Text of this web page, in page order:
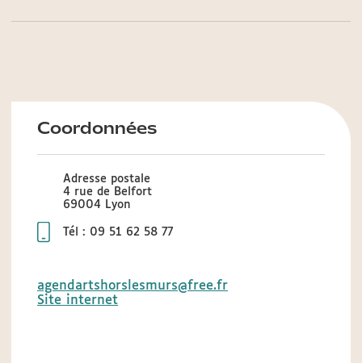
Coordonnées
Adresse postale
4 rue de Belfort
69004 Lyon
Tél : 09 51 62 58 77
agendartshorslesmurs@free.fr
Site internet